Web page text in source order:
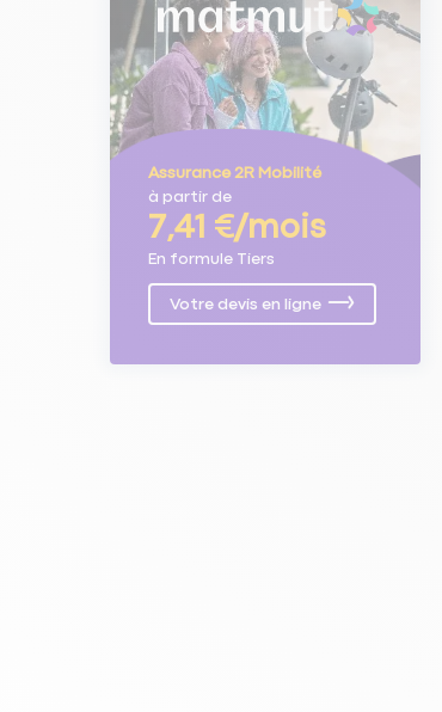
Assurance 2R Mobilité
à partir de
7,41 €/mois
En formule Tiers
Votre devis en ligne